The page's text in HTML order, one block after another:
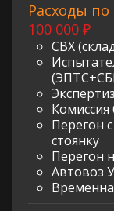
Расходы по
100 000 ₽
СВХ
Комиссия
Перегон
стоянку
Перегон
Автовоз